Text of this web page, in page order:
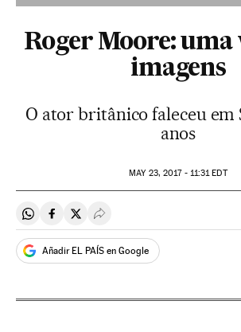
Roger Moore: uma
imagens
O ator britânico faleceu em
anos
MAY23, 2017 - 11:31EDT
Compartir en Whatsapp
Compartir en Facebook
Compartir en Twitter
Desplegar Redes Sociales
Añadir EL PAÍS en Google